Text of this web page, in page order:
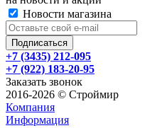
Новости магазина
+7 (3435) 212-095
+7 (922) 183-20-95
Заказать звонок
2016-2026 © Строймир
Компания
Информация